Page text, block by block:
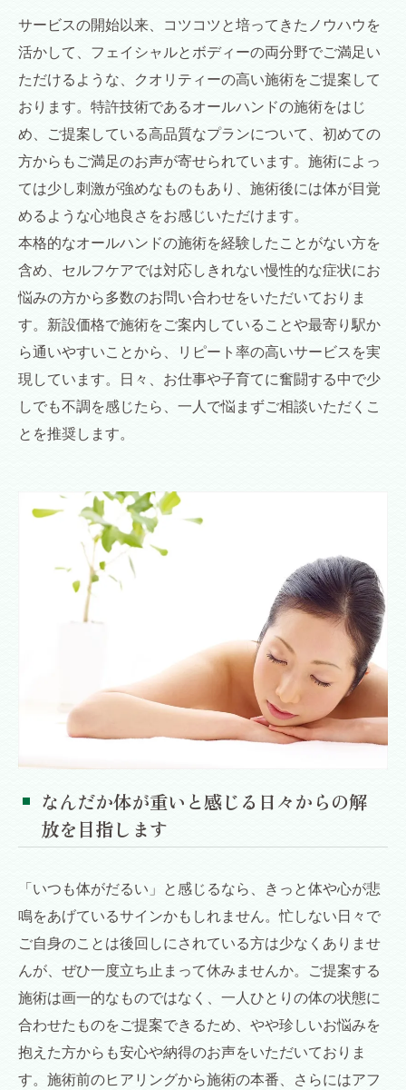
サービスの開始以来、コツコツと培ってきたノウハウを
活かして、フェイシャルとボディーの両分野でご満足い
ただけるような、クオリティーの高い施術をご提案して
おります。特許技術であるオールハンドの施術をはじ
め、ご提案している高品質なプランについて、初めての
方からもご満足のお声が寄せられています。施術によっ
ては少し刺激が強めなものもあり、施術後には体が目覚
めるような心地良さをお感じいただけます。
本格的なオールハンドの施術を経験したことがない方を
含め、セルフケアでは対応しきれない慢性的な症状にお
悩みの方から多数のお問い合わせをいただいておりま
す。新設価格で施術をご案内していることや最寄り駅か
ら通いやすいことから、リピート率の高いサービスを実
現しています。日々、お仕事や子育てに奮闘する中で少
しでも不調を感じたら、一人で悩まずご相談いただくこ
とを推奨します。
なんだか体が重いと感じる日々からの解
放を目指します
「いつも体がだるい」と感じるなら、きっと体や心が悲
鳴をあげているサインかもしれません。忙しない日々で
ご自身のことは後回しにされている方は少なくありませ
んが、ぜひ一度立ち止まって休みませんか。ご提案する
施術は画一的なものではなく、一人ひとりの体の状態に
合わせたものをご提案できるため、やや珍しいお悩みを
抱えた方からも安心や納得のお声をいただいておりま
す。施術前のヒアリングから施術の本番、さらにはアフ